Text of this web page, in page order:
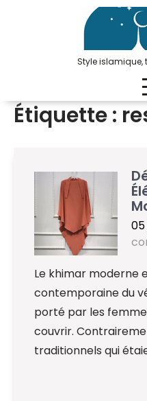
Style islamique,
Étiquette :
05
Le khimar moderne
contemporaine du
porté par les
couvrir.
traditionnels qui